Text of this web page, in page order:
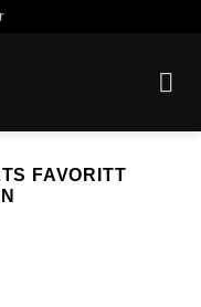
FAVORITT